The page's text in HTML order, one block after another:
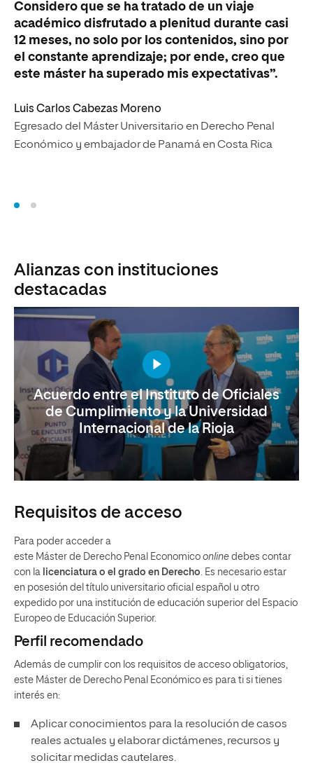
Considero que se ha tratado de un viaje
académico disfrutado a plenitud durante casi
12 meses, no solo por los contenidos, sino por
el constante aprendizaje; por ende, creo que
este máster ha superado mis expectativas”.
Luis Carlos Cabezas Moreno
Egresado del Máster Universitario en Derecho Penal
Económico y embajador de Panamá en Costa Rica
Alianzas con instituciones
destacadas
Acuerdo entre el Instituto de Oficiales
de Cumplimiento y la Universidad
Internacional de la Rioja
Requisitos de acceso
Para poder acceder a
este Máster de Derecho Penal Economico online debes contar
con la licenciatura o el grado en Derecho. Es necesario estar
en posesión del título universitario oficial español u otro
expedido por una institución de educación superior del Espacio
Europeo de Educación Superior.
Perfil recomendado
Además de cumplir con los requisitos de acceso obligatorios,
este Máster de Derecho Penal Económico es para ti si tienes
interés en:
Aplicar conocimientos para la resolución de casos
reales actuales y elaborar dictámenes, recursos y
solicitar medidas cautelares.